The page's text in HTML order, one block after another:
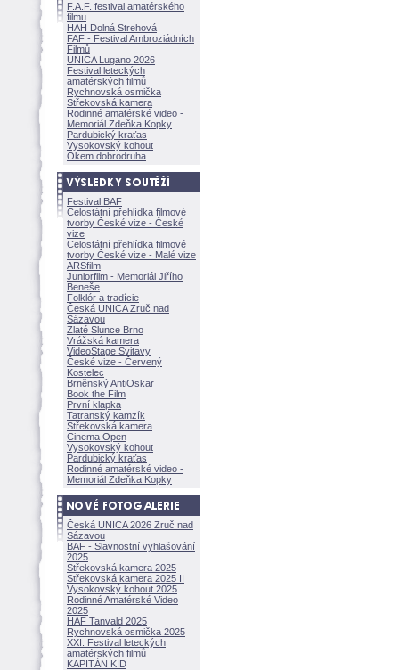
F.A.F. festival amatérského
filmu
HAH Dolná Strehov
FAF - Festival Ambroziádních
Filmů
UNICA Lugano 2026
Festival leteckých
amatérských filmů
Rychnovská osmička
Střekovská kamera
Rodinné amatérské video -
Memoriál Zdeňka Kopky
Pardubický kraťas
Vysokovský kohout
Okem dobrodruha
Festival BAF
Celostátní přehlídka filmové
tvorby České vize - České
vize
Celostátní přehlídka filmové
tvorby České vize - Malé vize
ARSfilm
Juniorfilm - Memoriál Jiřího
Beneše
Folklór a tradície
Česká UNICA Zruč nad
Sázavou
Zlaté Slunce Brno
Vrážská kamera
VideoStage Svitavy
České vize - Červený
Kostelec
Brněnský AntiOskar
Book the Film
První klapka
Tatranský kamzík
Střekovská kamera
Cinema Open
Vysokovský kohout
Pardubický kraťas
Rodinné amatérské video -
Memoriál Zdeňka Kopky
Česká UNICA 2026 Zruč nad
Sázavou
BAF - Slavnostní vyhlašování
2025
Střekovská kamera 2025
Střekovská kamera 2025 II
Vysokovský kohout 2025
Rodinné Amatérské Video
2025
HAF Tanvald 2025
Rychnovská osmička 2025
XXI. Festival leteckých
amatérských filmů
KAPITÁN KID